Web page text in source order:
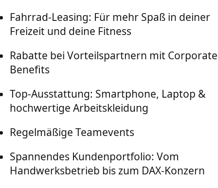
Fahrrad-Leasing: Für mehr Spaß in deiner
Freizeit und deine Fitness
Rabatte bei Vorteilspartnern mit Corporate
Benefits
Top-Ausstattung: Smartphone, Laptop &
hochwertige Arbeitskleidung
Regelmäßige Teamevents
Spannendes Kundenportfolio: Vom
Handwerksbetrieb bis zum DAX-Konzern